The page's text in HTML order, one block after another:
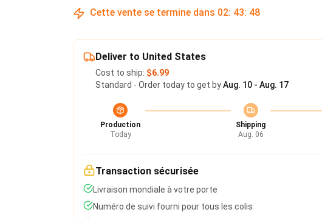
Cette vente se termine dans 02: 43: 47
Deliver to United States
Cost to ship: $6.99
Standard - Order today to get byAug. 10 - Aug. 17
Production
Today
Shipping
Aug. 06
Transaction sécurisée
Livraison mondiale à votre porte
Numéro de suivi fourni pour tous les colis